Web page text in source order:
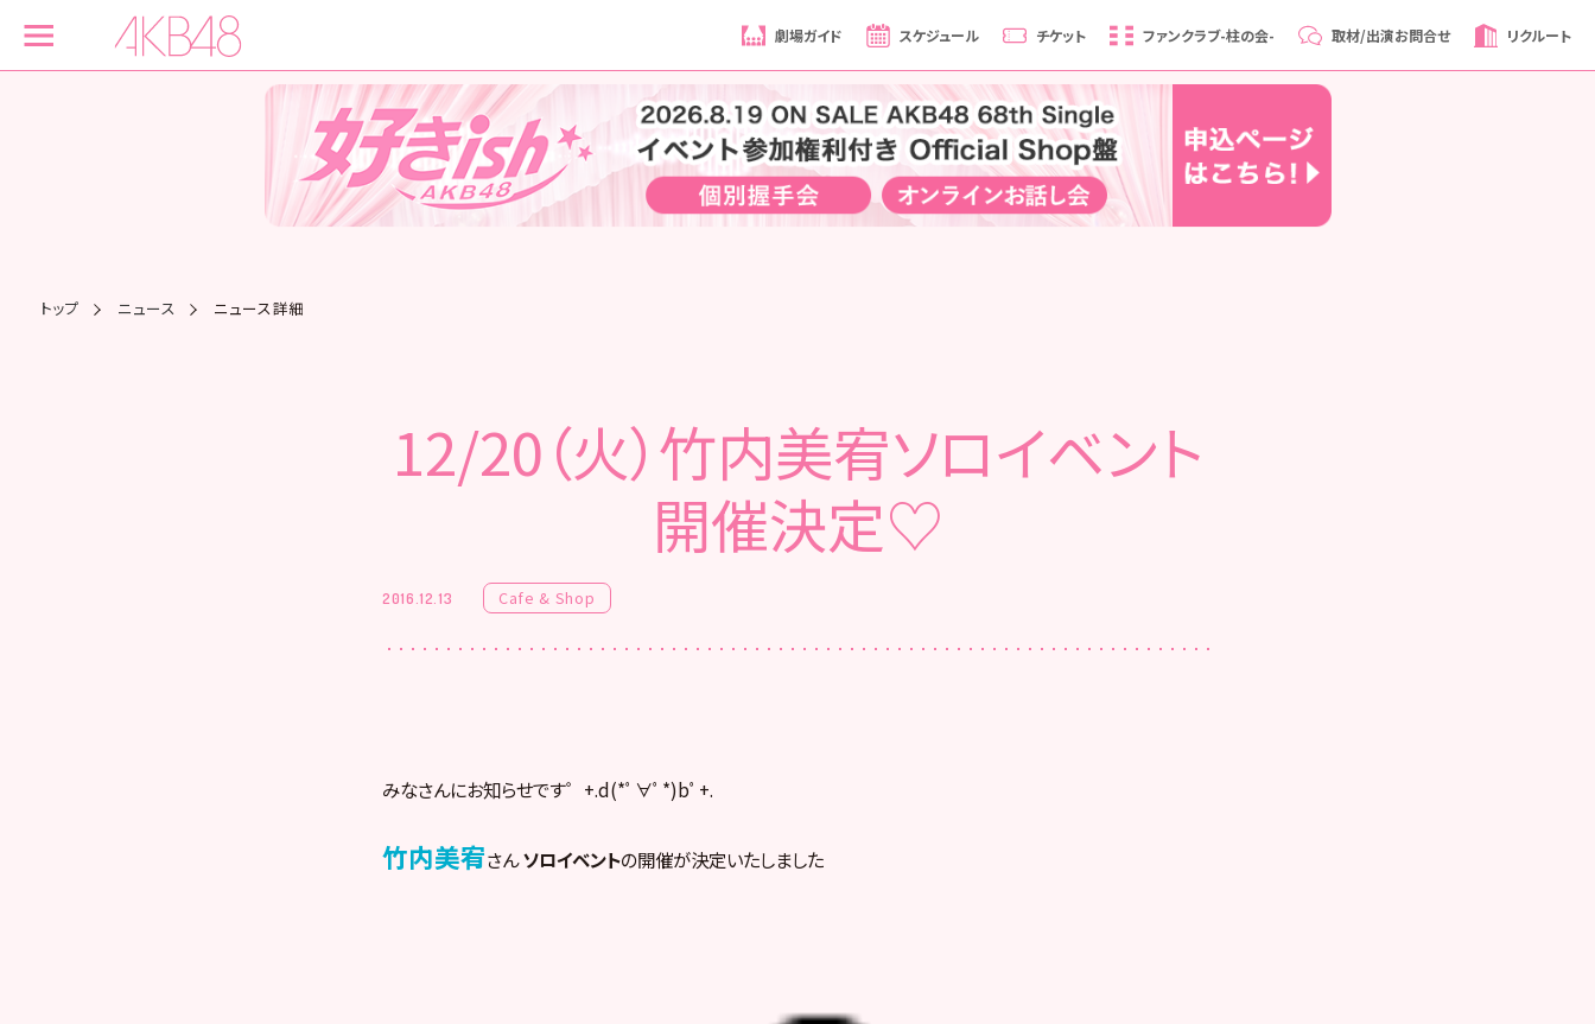
劇場ガイド スケジュール チケット ファンクラブ-柱の会- 取材/出演お問合せ リクルート
トップ ニュース ニュース詳細
12/20（火）竹内美宥ソロイベント
開催決定♡
2016.12.13 Cafe & Shop
みなさんにお知らせです゜+.d(*ﾟ∀ﾟ*)bﾟ+.
竹内美宥さんソロイベントの開催が決定いたしました